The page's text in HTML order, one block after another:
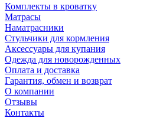
Комплекты в кроватку
Матрасы
Наматрасники
Стульчики для кормления
Аксессуары для купания
Одежда для новорожденных
Оплата и доставка
Гарантия, обмен и возврат
О компании
Отзывы
Контакты